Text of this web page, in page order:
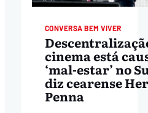
CONVERSA BEM VIVER
cinema está
‘mal-estar’ no
diz cearense
Penna